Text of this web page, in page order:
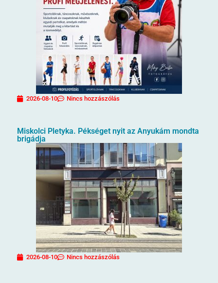
2026-08-10 Nincs hozzászólás
Miskolci Pletyka. Pékséget nyit az Anyukám mondta
brigádja
2026-08-10 Nincs hozzászólás